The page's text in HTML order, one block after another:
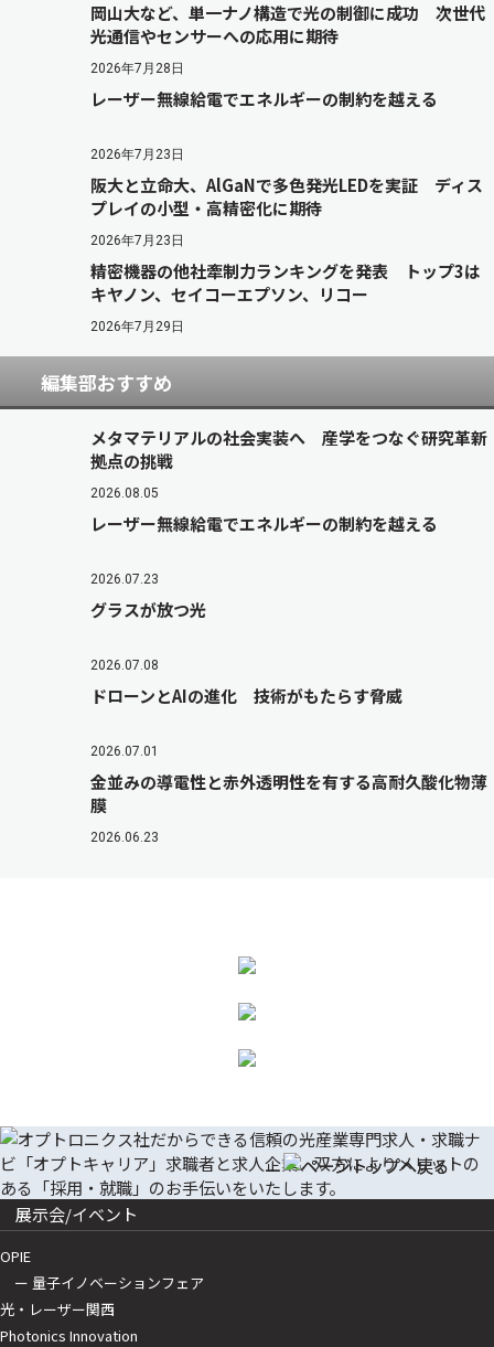
岡山大など、単一ナノ構造で光の制御に成功 次世代
光通信やセンサーへの応用に期待
2026年7月28日
レーザー無線給電でエネルギーの制約を越える
2026年7月23日
阪大と立命大、AlGaNで多色発光LEDを実証 ディス
プレイの小型・高精密化に期待
2026年7月23日
精密機器の他社牽制力ランキングを発表 トップ3は
キヤノン、セイコーエプソン、リコー
2026年7月29日
編集部おすすめ
メタマテリアルの社会実装へ 産学をつなぐ研究革新
拠点の挑戦
2026.08.05
レーザー無線給電でエネルギーの制約を越える
2026.07.23
グラスが放つ光
2026.07.08
ドローンとAIの進化 技術がもたらす脅威
2026.07.01
金並みの導電性と赤外透明性を有する高耐久酸化物薄
膜
2026.06.23
展示会/イベント
OPIE
ー 量子イノベーションフェア
光・レーザー関西
Photonics Innovation